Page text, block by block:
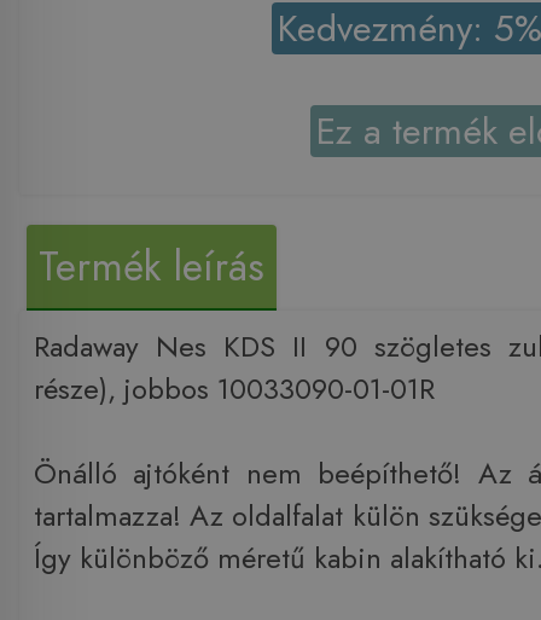
Kedvezmény:
Ez a termék
Termék leírás
Radaway Nes KDS II 90 szögletes
része), jobbos 10033090-01-01R
Önálló ajtóként nem beépíthető! Az
tartalmazza! Az oldalfalat külön
Így különböző méretű kabin alakítható